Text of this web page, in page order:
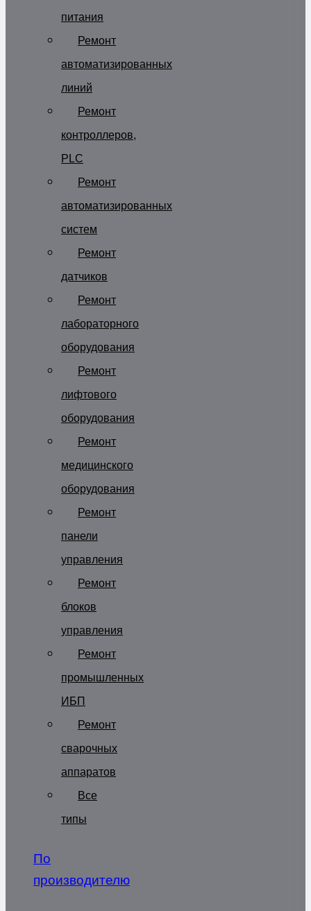
питания
Ремонт
автоматизированных
линий
Ремонт
контроллеров,
PLC
Ремонт
автоматизированных
систем
Ремонт
датчиков
Ремонт
лабораторного
оборудования
Ремонт
лифтового
оборудования
Ремонт
медицинского
оборудования
Ремонт
панели
управления
Ремонт
блоков
управления
Ремонт
промышленных
ИБП
Ремонт
сварочных
аппаратов
Все
типы
По
производителю